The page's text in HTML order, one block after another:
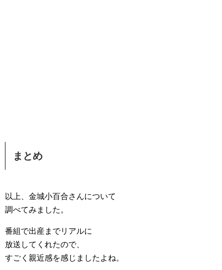
まとめ
以上、金城小百合さんについて
調べてみました。
番組で出産までリアルに
放送してくれたので、
すごく親近感を感じましたよね。